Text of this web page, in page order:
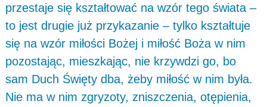
przestaje się kształtować na wzór tego świata –
to jest drugie już przykazanie – tylko kształtuje
się na wzór miłości Bożej i miłość Boża w nim
pozostając, mieszkając, nie krzywdzi go, bo
sam Duch Święty dba, żeby miłość w nim była.
Nie ma w nim zgryzoty, zniszczenia, otępienia,